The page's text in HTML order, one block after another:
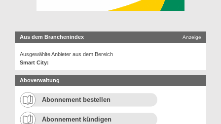
Aus dem Branchenindex Anzeige
Ausgewählte Anbieter aus dem Bereich
Smart City:
Aboverwaltung
Abonnement bestellen
Abonnement kündigen